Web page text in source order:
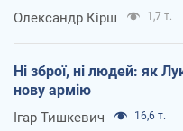
Олександр Кірш 1,7 т.
Ні зброї, ні людей: як
нову армію
Ігар Тишкевич 16,6 т.